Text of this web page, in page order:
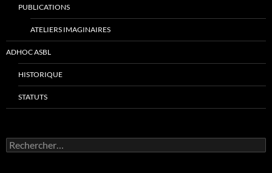
PUBLICATIONS
ATELIERS IMAGINAIRES
ADHOC ASBL
HISTORIQUE
STATUTS
Rechercher :